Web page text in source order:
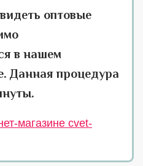
оптовые
в нашем
Данная процедура
магазине cvet-